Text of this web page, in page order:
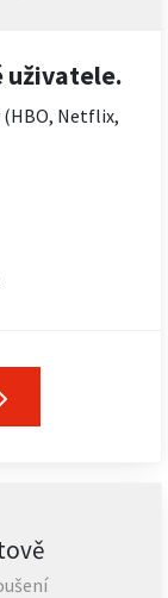
uživatele.
(HBO, Netflix,